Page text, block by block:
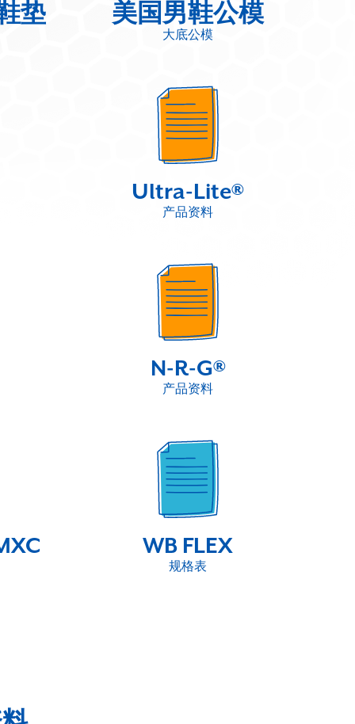
垫 美国男鞋公模
大底公模
Ultra-Lite®
产品资料
N-R-G®
产品资料
WB FLEX
规格表